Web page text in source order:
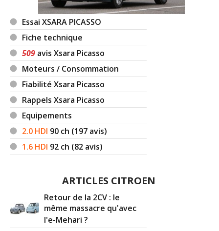
Essai XSARA PICASSO
Fiche technique
509 avis Xsara Picasso
Moteurs / Consommation
Fiabilité Xsara Picasso
Rappels Xsara Picasso
Equipements
2.0 HDI 90 ch (197 avis)
1.6 HDI 92 ch (82 avis)
ARTICLES CITROEN
Retour de la 2CV : le
même massacre qu'avec
l'e-Mehari ?